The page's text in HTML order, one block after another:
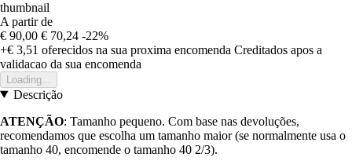
A partir de
€ 90,00 € 70,24 -22%
+€ 3,51 oferecidos na sua proxima encomenda Creditados apos a
validacao da sua encomenda
Loading...
Descrição
ATENÇÃO: Tamanho pequeno. Com base nas devoluções,
recomendamos que escolha um tamanho maior (se normalmente usa o
tamanho 40, encomende o tamanho 40 2/3).